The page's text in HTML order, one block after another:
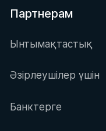
Партнерам
Ынтымақтастық
Әзірлеушілер үшін
Банктерге